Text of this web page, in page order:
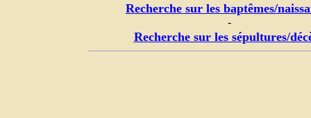
Recherche sur les baptêmes/
-
Recherche sur les sépultures/